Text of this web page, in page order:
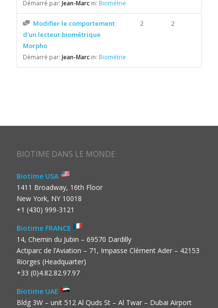
Démarré par: Jean-Marc in: Biométrie
Modifier le comportement
d'un lecteur biométrique
Morpho
Démarré par: Jean-Marc in: Biométrie
2 2
BIOTIME DANS LE MONDE
Biotime USA
1411 Broadway, 16th Floor
New York, NY 10018
+1 (430) 999-3121
Biotime FRANCE
14, Chemin du Jubin – 69570 Dardilly
Actiparc de l’Aviation – 71, Impasse Clément Ader – 42153
Riorges (Headquarter)
+33 (0)4.82.82.97.97
Biotime UAE
Bldg 3W – unit 512 Al Quds St – Al Twar – Dubai Airport